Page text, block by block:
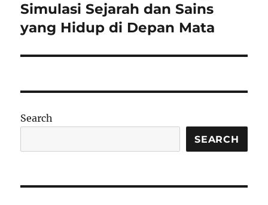
post:
Simulasi Sejarah dan Sains
yang Hidup di Depan Mata
Search
SEARCH